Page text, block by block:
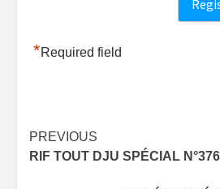
*Required field
Post
navigation
PREVIOUS
RIF TOUT DJU SPÉCIAL N°376